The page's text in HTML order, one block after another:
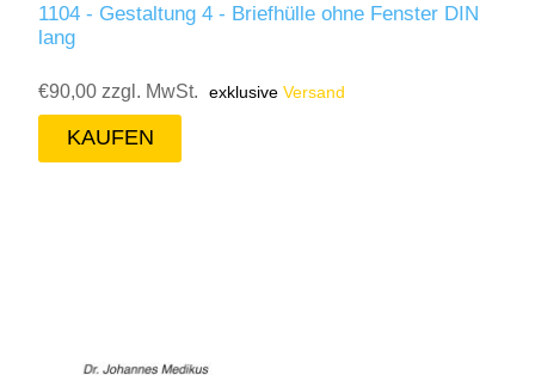
1104 - Gestaltung 4 - Briefhülle ohne Fenster DIN
lang
€90,00 zzgl. MwSt. exklusiveVersand